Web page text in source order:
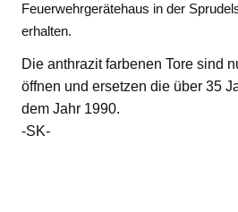
Feuerwehrgerätehaus in der
erhalten.
Die anthrazit farbenen Tore sind
öffnen und ersetzen die über 35
dem Jahr 1990.
-SK-